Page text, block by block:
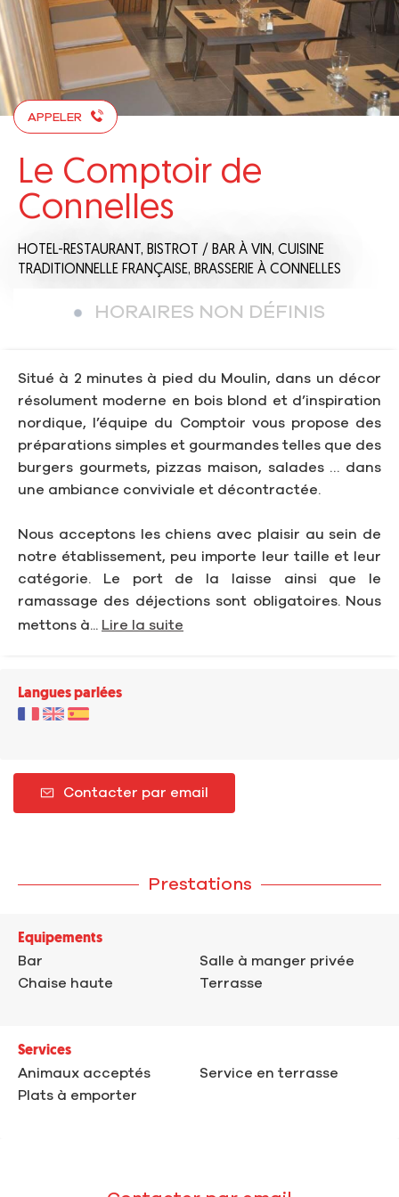
APPELER
Le Comptoir de
Connelles
HOTEL-RESTAURANT, BISTROT / BAR À VIN, CUISINE
TRADITIONNELLE FRANÇAISE, BRASSERIE À CONNELLES
HORAIRES NON DÉFINIS
Situé à 2 minutes à pied du Moulin, dans un décor
résolument moderne en bois blond et d’inspiration
nordique, l’équipe du Comptoir vous propose des
préparations simples et gourmandes telles que des
burgers gourmets, pizzas maison, salades … dans
une ambiance conviviale et décontractée.
Nous acceptons les chiens avec plaisir au sein de
notre établissement, peu importe leur taille et leur
catégorie. Le port de la laisse ainsi que le
ramassage des déjections sont obligatoires. Nous
mettons à... Lire la suite
Langues parlées
Contacter par email
Prestations
Equipements
Bar
Chaise haute
Salle à manger privée
Terrasse
Services
Animaux acceptés
Plats à emporter
Service en terrasse